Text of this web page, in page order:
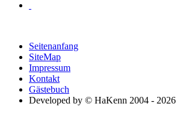
Seitenanfang
SiteMap
Impressum
Kontakt
Gästebuch
Developed by © HaKenn 2004 - 2026